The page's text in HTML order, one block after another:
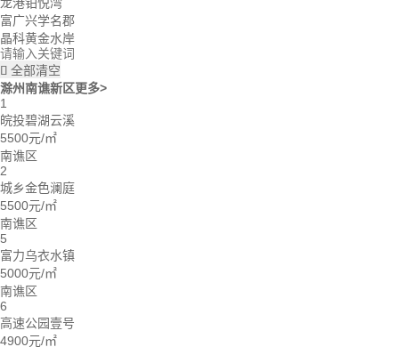
富广兴学名郡
晶科黄金水岸
 全部清空
滁州南谯新区更多>
1
皖投碧湖云溪
5500元/㎡
南谯区
2
城乡金色澜庭
5500元/㎡
南谯区
5
富力乌衣水镇
5000元/㎡
南谯区
6
高速公园壹号
4900元/㎡